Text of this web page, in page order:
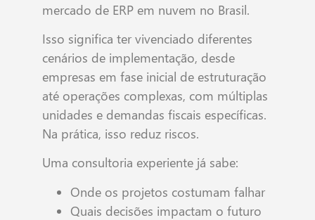
mercado de ERP em nuvem no Brasil.
Isso significa ter vivenciado diferentes
cenários de implementação, desde
empresas em fase inicial de estruturação
até operações complexas, com múltiplas
unidades e demandas fiscais específicas.
Na prática, isso reduz riscos.
Uma consultoria experiente já sabe:
Onde os projetos costumam falhar
Quais decisões impactam o futuro